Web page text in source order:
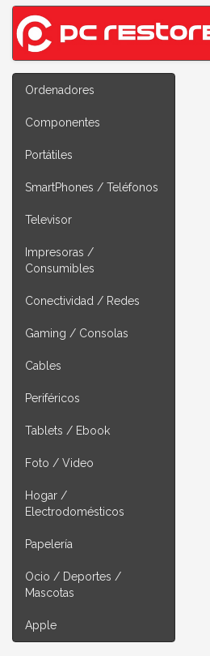
Ordenadores
Componentes
Portátiles
SmartPhones / Teléfonos
Televisor
Impresoras /
Consumibles
Conectividad / Redes
Gaming / Consolas
Cables
Periféricos
Tablets / Ebook
Foto / Video
Hogar /
Electrodomésticos
Papelería
Ocio / Deportes /
Mascotas
Apple